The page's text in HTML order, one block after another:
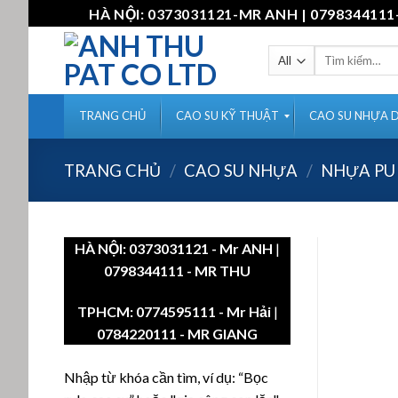
to
HÀ NỘI: 0373031121-MR ANH |
Tìm
TRANG CHỦ CAO SU KỸ THUẬT CAO SU NHỰA
TRANG CHỦ / CAO SU NHỰA / NHỰA PU
HÀ NỘI: 0373031121 - Mr ANH |
0798344111 - MR THU
TPHCM: 0774595111 - Mr Hải|
0784220111 - MR GIANG
Nhập từ khóa cần tìm, ví dụ: “Bọc